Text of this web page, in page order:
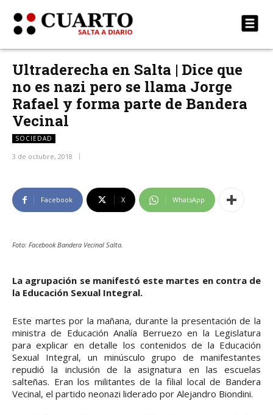
Ultraderecha en Salta | Dice que
no es nazi pero se llama Jorge
Rafael y forma parte de Bandera
Vecinal
SOCIEDAD
3 de octubre, 2018
Facebook X WhatsApp
Foto: Facebook Bandera Vecinal Salta.
La agrupación se manifestó este martes en contra de
la Educación Sexual Integral.
Este martes por la mañana, durante la presentación de la
ministra de Educación Analía Berruezo en la Legislatura
para explicar en detalle los contenidos de la Educación
Sexual Integral, un minúsculo grupo de manifestantes
repudió la inclusión de la asignatura en las escuelas
salteñas. Eran los militantes de la filial local de Bandera
Vecinal, el partido neonazi liderado por Alejandro Biondini.